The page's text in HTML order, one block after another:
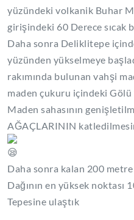
yüzündeki volkanik Buhar
girişindeki 60 Derece sıcak
Daha sonra Deliklitepe
yüzünden yükselmeye
rakımında bulunan vahşi
maden çukuru içindeki Gölü
Maden sahasının
AĞAÇLARININ
Daha sonra kalan 200
Dağının en yüksek noktası
Tepesine ulaştık